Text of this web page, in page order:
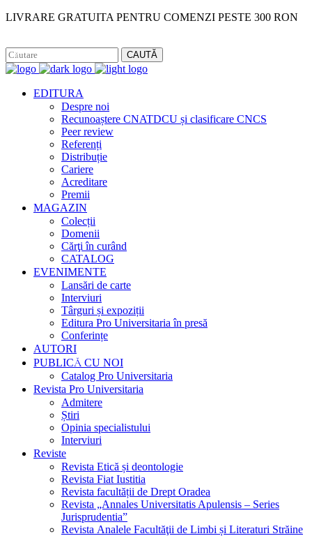
LIVRARE GRATUITA PENTRU COMENZI PESTE 300 RON
CAUTĂ
EDITURA
Despre noi
Recunoaștere CNATDCU și clasificare CNCS
Peer review
Referenți
Distribuție
Cariere
Acreditare
Premii
MAGAZIN
Colecții
Domenii
Cărţi în curând
CATALOG
EVENIMENTE
Lansări de carte
Interviuri
Târguri și expoziții
Editura Pro Universitaria în presă
Conferințe
AUTORI
PUBLICĂ CU NOI
Catalog Pro Universitaria
Revista Pro Universitaria
Admitere
Știri
Opinia specialistului
Interviuri
Reviste
Revista Etică și deontologie
Revista Fiat Iustitia
Revista facultății de Drept Oradea
Revista „Annales Universitatis Apulensis – Series
Jurisprudentia”
Revista Analele Facultăţii de Limbi și Literaturi Străine